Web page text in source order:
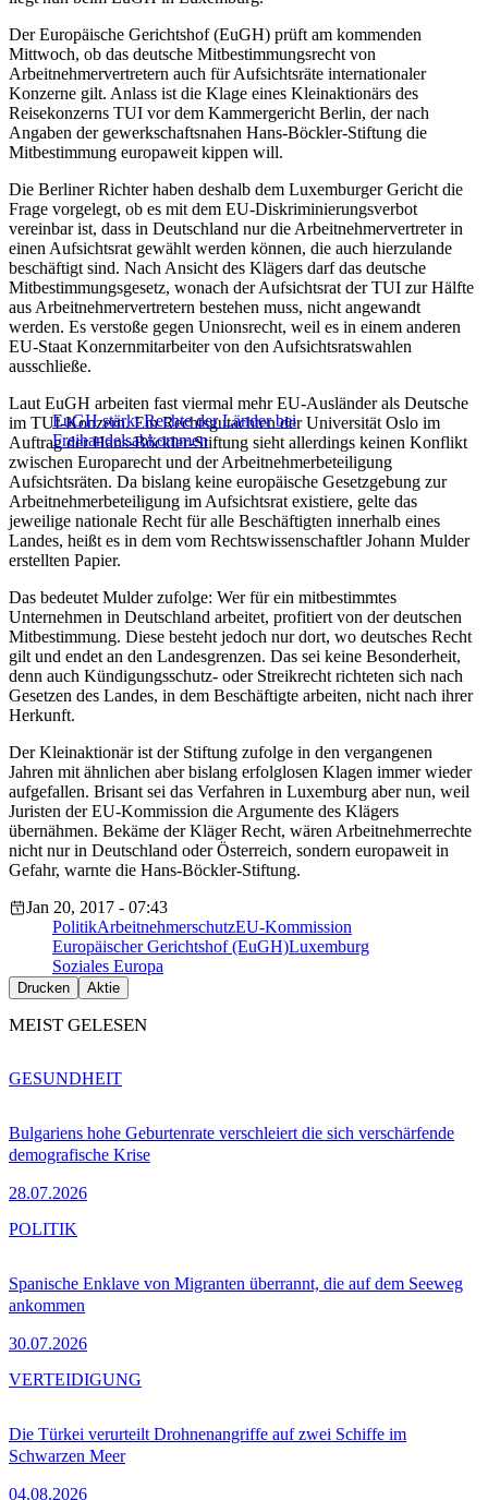
Der Europäische Gerichtshof (EuGH) prüft am kommenden
Mittwoch, ob das deutsche Mitbestimmungsrecht von
Arbeitnehmervertretern auch für Aufsichtsräte internationaler
Konzerne gilt. Anlass ist die Klage eines Kleinaktionärs des
Reisekonzerns TUI vor dem Kammergericht Berlin, der nach
Angaben der gewerkschaftsnahen Hans-Böckler-Stiftung die
Mitbestimmung europaweit kippen will.
Die Berliner Richter haben deshalb dem Luxemburger Gericht die
Frage vorgelegt, ob es mit dem EU-Diskriminierungsverbot
vereinbar ist, dass in Deutschland nur die Arbeitnehmervertreter in
einen Aufsichtsrat gewählt werden können, die auch hierzulande
beschäftigt sind. Nach Ansicht des Klägers darf das deutsche
Mitbestimmungsgesetz, wonach der Aufsichtsrat der TUI zur Hälfte
aus Arbeitnehmervertretern bestehen muss, nicht angewandt
werden. Es verstoße gegen Unionsrecht, weil es in einem anderen
EU-Staat Konzernmitarbeiter von den Aufsichtsratswahlen
ausschließe.
EuGH stärkt Rechte der Länder bei
Freihandelsabkommen
Laut EuGH arbeiten fast viermal mehr EU-Ausländer als Deutsche
im TUI-Konzern. Ein Rechtsgutachten der Universität Oslo im
Auftrag der Hans-Böckler-Stiftung sieht allerdings keinen Konflikt
zwischen Europarecht und der Arbeitnehmerbeteiligung
Aufsichtsräten. Da bislang keine europäische Gesetzgebung zur
Arbeitnehmerbeteiligung im Aufsichtsrat existiere, gelte das
jeweilige nationale Recht für alle Beschäftigten innerhalb eines
Landes, heißt es in dem vom Rechtswissenschaftler Johann Mulder
erstellten Papier.
Das bedeutet Mulder zufolge: Wer für ein mitbestimmtes
Unternehmen in Deutschland arbeitet, profitiert von der deutschen
Mitbestimmung. Diese besteht jedoch nur dort, wo deutsches Recht
gilt und endet an den Landesgrenzen. Das sei keine Besonderheit,
denn auch Kündigungsschutz- oder Streikrecht richteten sich nach
Gesetzen des Landes, in dem Beschäftigte arbeiten, nicht nach ihrer
Herkunft.
Der Kleinaktionär ist der Stiftung zufolge in den vergangenen
Jahren mit ähnlichen aber bislang erfolglosen Klagen immer wieder
aufgefallen. Brisant sei das Verfahren in Luxemburg aber nun, weil
Juristen der EU-Kommission die Argumente des Klägers
übernähmen. Bekäme der Kläger Recht, wären Arbeitnehmerrechte
nicht nur in Deutschland oder Österreich, sondern europaweit in
Gefahr, warnte die Hans-Böckler-Stiftung.
Jan 20, 2017 - 07:43
PolitikArbeitnehmerschutzEU-Kommission
Europäischer Gerichtshof (EuGH)Luxemburg
Soziales Europa
Drucken Aktie
MEIST GELESEN
Bulgariens hohe Geburtenrate verschleiert die sich verschärfende
demografische Krise
28.07.2026
GESUNDHEIT
Spanische Enklave von Migranten überrannt, die auf dem Seeweg
ankommen
30.07.2026
POLITIK
Die Türkei verurteilt Drohnenangriffe auf zwei Schiffe im
Schwarzen Meer
04.08.2026
VERTEIDIGUNG